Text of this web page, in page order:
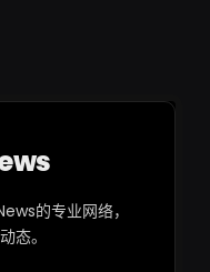
的专业网络，
态。